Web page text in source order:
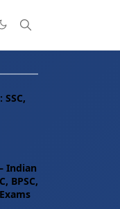
SSC,
– Indian
BPSC,